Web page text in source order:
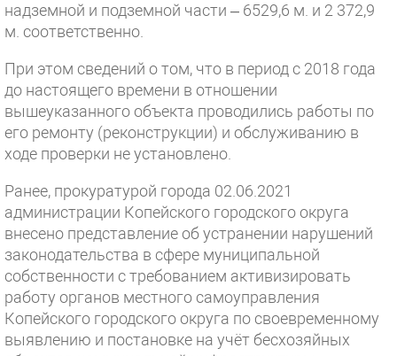
надземной и подземной части – 6529,6 м. и 2 372,9
м. соответственно.
При этом сведений о том, что в период с 2018 года
до настоящего времени в отношении
вышеуказанного объекта проводились работы по
его ремонту (реконструкции) и обслуживанию в
ходе проверки не установлено.
Ранее, прокуратурой города 02.06.2021
администрации Копейского городского округа
внесено представление об устранении нарушений
законодательства в сфере муниципальной
собственности с требованием активизировать
работу органов местного самоуправления
Копейского городского округа по своевременному
выявлению и постановке на учёт бесхозяйных